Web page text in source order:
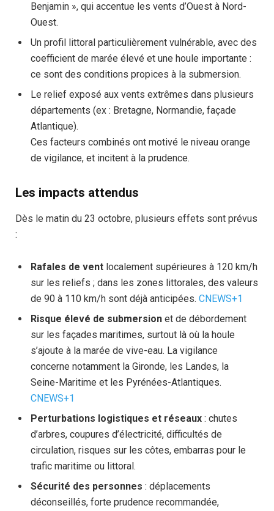
Benjamin », qui accentue les vents d’Ouest à Nord-
Ouest.
Un profil littoral particulièrement vulnérable, avec des
coefficient de marée élevé et une houle importante :
ce sont des conditions propices à la submersion.
Le relief exposé aux vents extrêmes dans plusieurs
départements (ex : Bretagne, Normandie, façade
Atlantique).
Ces facteurs combinés ont motivé le niveau orange
de vigilance, et incitent à la prudence.
Les impacts attendus
Dès le matin du 23 octobre, plusieurs effets sont prévus
:
Rafales de vent localement supérieures à 120 km/h
sur les reliefs ; dans les zones littorales, des valeurs
de 90 à 110 km/h sont déjà anticipées. CNEWS+1
Risque élevé de submersion et de débordement
sur les façades maritimes, surtout là où la houle
s’ajoute à la marée de vive-eau. La vigilance
concerne notamment la Gironde, les Landes, la
Seine-Maritime et les Pyrénées-Atlantiques.
CNEWS+1
Perturbations logistiques et réseaux : chutes
d’arbres, coupures d’électricité, difficultés de
circulation, risques sur les côtes, embarras pour le
trafic maritime ou littoral.
Sécurité des personnes : déplacements
déconseillés, forte prudence recommandée,